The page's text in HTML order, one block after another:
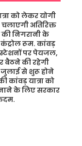
को लेकर योगी
अतिरिक्त
निगरानी के
रूम. कांवड़
स्टेशनों पर पेयजल,
बैठने की रहेगी
जुलाई से शुरू होने
कांवड़ यात्रा को
के लिए सरकार